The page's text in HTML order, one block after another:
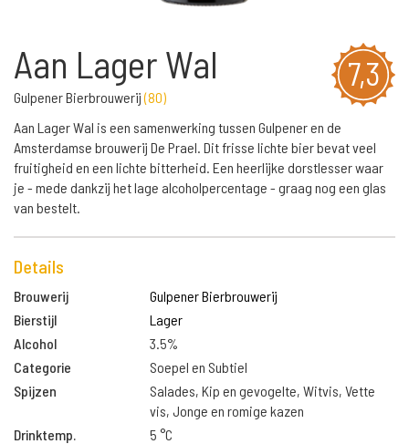
7,3
Aan Lager Wal
Gulpener Bierbrouwerij(80)
Aan Lager Wal is een samenwerking tussen Gulpener en de
Amsterdamse brouwerij De Prael. Dit frisse lichte bier bevat veel
fruitigheid en een lichte bitterheid. Een heerlijke dorstlesser waar
je - mede dankzij het lage alcoholpercentage - graag nog een glas
van bestelt.
Details
Brouwerij
Gulpener Bierbrouwerij
Bierstijl
Lager
Alcohol
3.5%
Categorie
Soepel en Subtiel
Spijzen
Salades, Kip en gevogelte, Witvis, Vette
vis, Jonge en romige kazen
Drinktemp.
5 °C